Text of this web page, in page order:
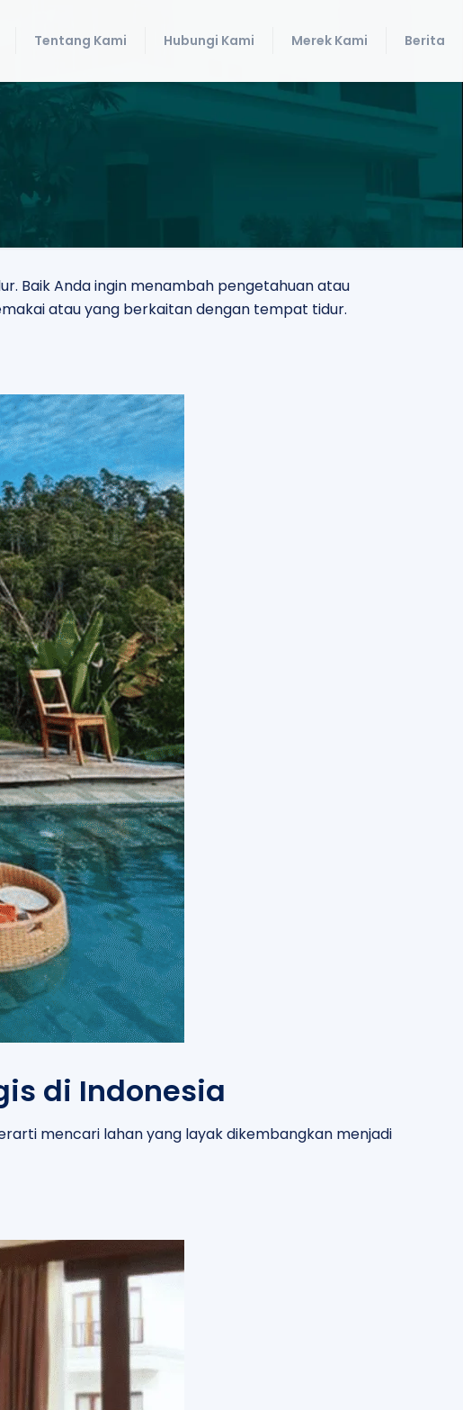
Tentang Kami Hubungi Kami Merek Kami Berita
Baik Anda ingin menambah pengetahuan atau
atau yang berkaitan dengan tempat tidur.
di Indonesia
mencari lahan yang layak dikembangkan menjadi